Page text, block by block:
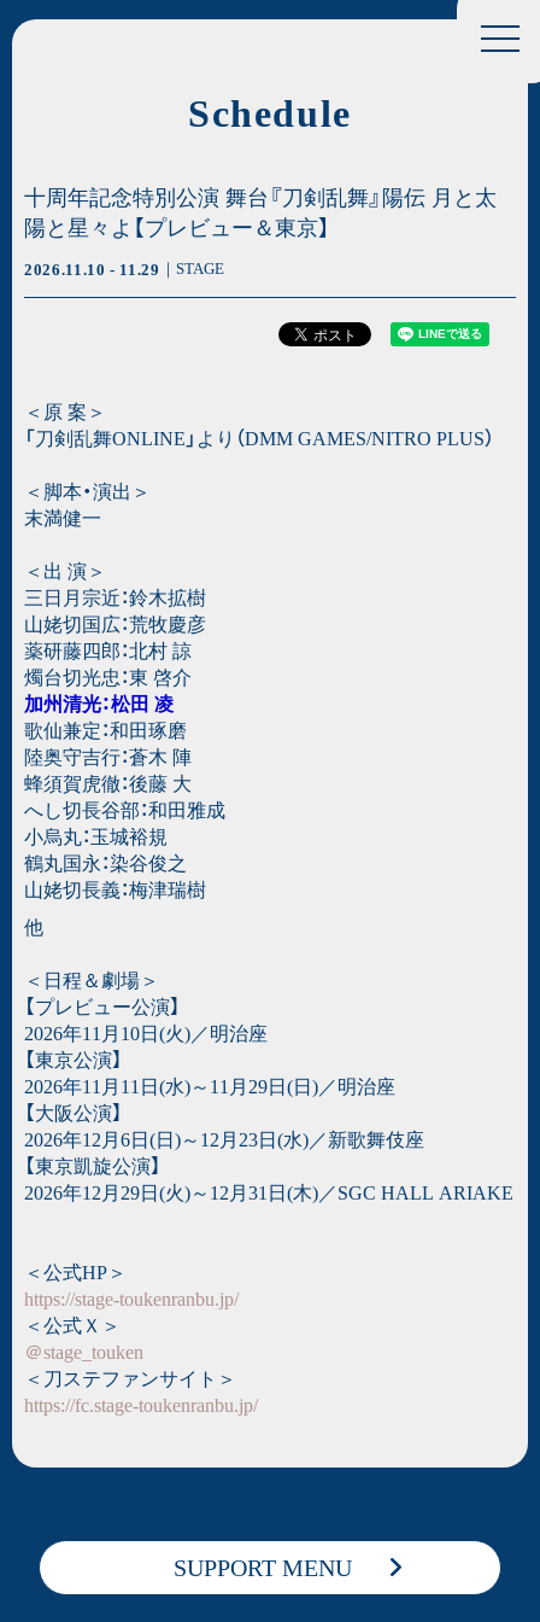
Schedule
十周年記念特別公演 舞台『刀剣乱舞』陽伝 月と太
陽と星々よ【プレビュー＆東京】
2026.11.10 - 11.29 STAGE
＜原 案＞
「刀剣乱舞ONLINE」より（DMM GAMES/NITRO PLUS）
＜脚本・演出＞
末満健一
＜出 演＞
三日月宗近：鈴木拡樹
山姥切国広：荒牧慶彦
薬研藤四郎：北村 諒
燭台切光忠：東 啓介
加州清光：松田 凌
歌仙兼定：和田琢磨
陸奥守吉行：蒼木 陣
蜂須賀虎徹：後藤 大
へし切長谷部：和田雅成
小烏丸：玉城裕規
鶴丸国永：染谷俊之
山姥切長義：梅津瑞樹
他
＜日程＆劇場＞
【プレビュー公演】
2026年11月10日(火)／明治座
【東京公演】
2026年11月11日(水)～11月29日(日)／明治座
【大阪公演】
2026年12月6日(日)～12月23日(水)／新歌舞伎座
【東京凱旋公演】
2026年12月29日(火)～12月31日(木)／SGC HALL ARIAKE
＜公式HP＞
https://stage-toukenranbu.jp/
＜公式Ｘ＞
＠stage_touken
＜刀ステファンサイト＞
https://fc.stage-toukenranbu.jp/
SUPPORT MENU